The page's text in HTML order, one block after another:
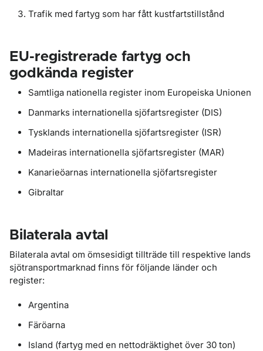
Trafik med fartyg som har fått kustfartstillstånd
EU-registrerade fartyg och
godkända register
Samtliga nationella register inom Europeiska Unionen
Danmarks internationella sjöfartsregister (DIS)
Tysklands internationella sjöfartsregister (ISR)
Madeiras internationella sjöfartsregister (MAR)
Kanarieöarnas internationella sjöfartsregister
Gibraltar
Bilaterala avtal
Bilaterala avtal om ömsesidigt tillträde till respektive lands
sjötransportmarknad finns för följande länder och
register:
Argentina
Färöarna
Island (fartyg med en nettodräktighet över 30 ton)